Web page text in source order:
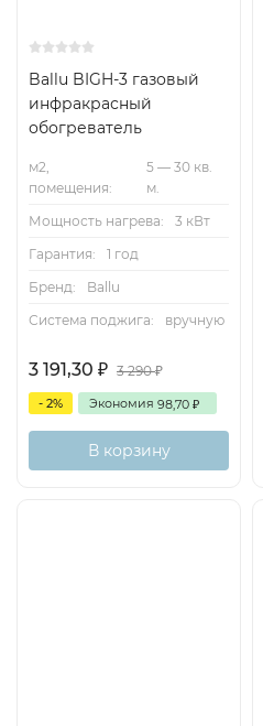
Ballu BIGH-3 газовый
инфракрасный
обогреватель
м2,
помещения:
5 — 30 кв.
м.
Мощность нагрева:
3 кВт
Гарантия:
1 год
Бренд:
Ballu
Система поджига:
вручную
3 191,30 ₽ 3 290₽
- 2% Экономия 98,70 ₽
В корзину